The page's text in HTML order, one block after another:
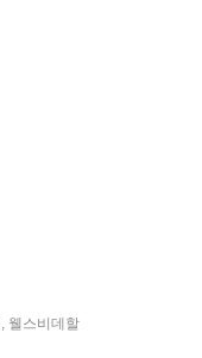
, 웰스비데할